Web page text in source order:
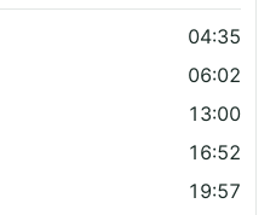
04:35
06:02
13:00
16:52
19:57